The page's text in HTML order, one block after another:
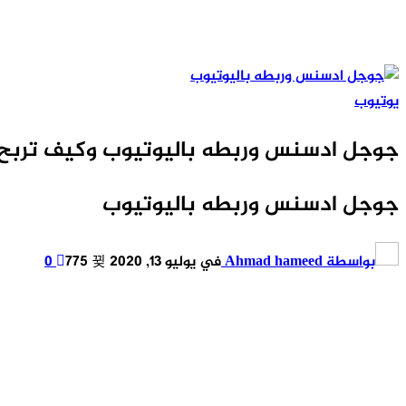
يوتيوب
جوجل ادسنس وربطه باليوتيوب وكيف
جوجل ادسنس وربطه باليوتيوب
بواسطةAhmad hameedفييوليو 13, 2020 0